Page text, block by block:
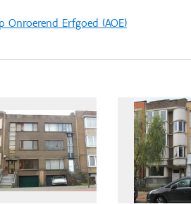
Onroerend Erfgoed (AOE)